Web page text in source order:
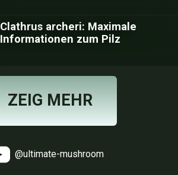
Clathrus archeri: Maximale
Informationen zum Pilz
ZEIG MEHR
@ultimate-mushroom